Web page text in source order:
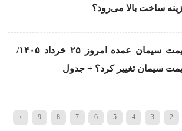
ساخت بالا می‌رود؟
قیمت سیمان عمده امروز ۲۵ خرداد ۱۴۰۵/
سیمان تغییر کرد؟ + جدول
2
3
4
5
6
7
8
9
›